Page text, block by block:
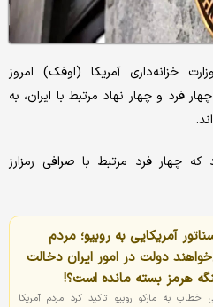
خزانه‌داری آمریکا (اوفک) امروز
فرد و چهار نهاد مرتبط با ایران، به
که چهار فرد مرتبط با صرافی رمزارز
آمریکایی به روبیو؛ مردم
دولت در امور ایران دخالت
هرمز بسته مانده است؟!
خطاب به مارکو روبیو تاکید کرد مردم آمریکا